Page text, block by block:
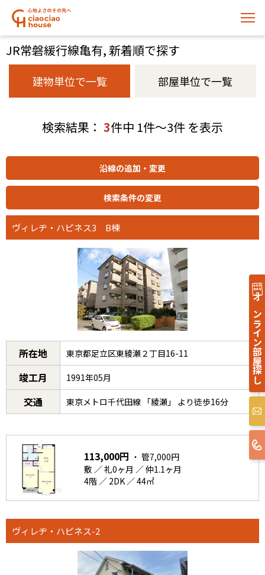
JR常磐緩行線亀有, 新着順で探す
建物単位で一覧 部屋単位で一覧
検索結果： 3件中 1件～3件 を表示
ヴィレヂ・ハピネス3 B棟
所在地 東京都足立区東綾瀬２丁目16-11
竣工月 1991年05月
交通 東京メトロ千代田線 「綾瀬」 より徒歩16分
113,000円 ・ 管7,000円
敷 ／ 礼0ヶ月 ／ 仲1.1ヶ月
4階 ／ 2DK ／ 44㎡
ヴィレヂ・ハピネス-2
オンライン部屋探し